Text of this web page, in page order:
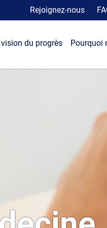
Rejoignez-nous
du progrès Pourquoi